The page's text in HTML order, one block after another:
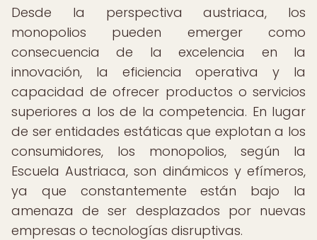
Desde la perspectiva austriaca, los
monopolios pueden emerger como
consecuencia de la excelencia en la
innovación, la eficiencia operativa y la
capacidad de ofrecer productos o servicios
superiores a los de la competencia. En lugar
de ser entidades estáticas que explotan a los
consumidores, los monopolios, según la
Escuela Austriaca, son dinámicos y efímeros,
ya que constantemente están bajo la
amenaza de ser desplazados por nuevas
empresas o tecnologías disruptivas.